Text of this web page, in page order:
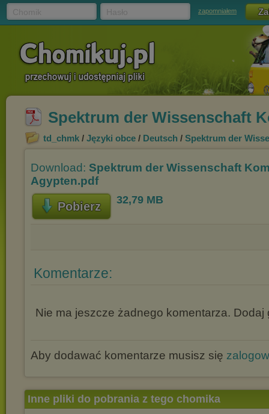
zapomniałem
Spektrum der Wissenschaft
td_chmk / Języki obce / Deutsch / Spektrum der
Download: Spektrum der Wissenschaft
Agypten.pdf
Pobierz 32,79 MB
Komentarze:
Nie ma jeszcze żadnego komentarza. Dodaj
Aby dodawać komentarze musisz się
Inne pliki do pobrania z tego chomika